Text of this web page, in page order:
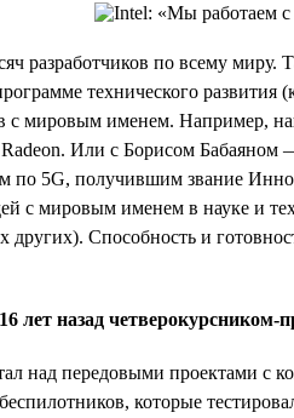
разработчиков по всему миру.
технического
с мировым именем.
Или с Борисом
получившим звание
с мировым именем в науке и
Способность и
назад
над передовыми
которые